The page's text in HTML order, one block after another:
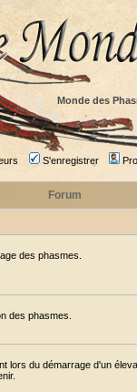
Monde des
S'enregistrer
Forum
des phasmes.
des phasmes.
lors du démarrage d'un